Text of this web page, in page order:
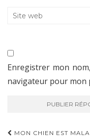
Enregistrer mon
navigateur pour mon
MON CHIEN EST